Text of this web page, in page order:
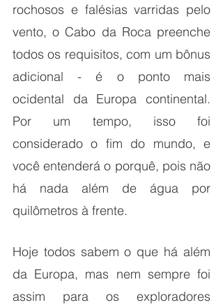
rochosos e falésias varridas pelo
vento, o Cabo da Roca preenche
todos os requisitos, com um bônus
adicional - é o ponto mais
ocidental da Europa continental.
Por um tempo, isso foi
considerado o fim do mundo, e
você entenderá o porquê, pois não
há nada além de água por
quilômetros à frente.
Hoje todos sabem o que há além
da Europa, mas nem sempre foi
assim para os exploradores